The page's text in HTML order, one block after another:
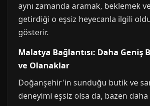
aynı zamanda aramak, beklemek
getirdiği o eşsiz heyecanla ilgili
gösterir.
Malatya Bağlantısı: Daha Geniş
ve Olanaklar
Doğanşehir'in sunduğu butik ve
deneyimi eşsiz olsa da, bazen